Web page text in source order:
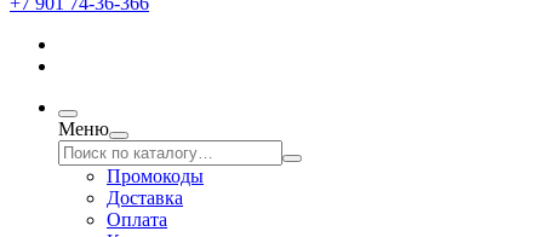
Меню
Промокоды
Доставка
Оплата